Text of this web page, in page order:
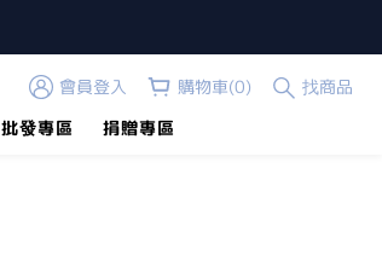
會員登入 購物車(0)
找商品
批發專區 捐贈專區